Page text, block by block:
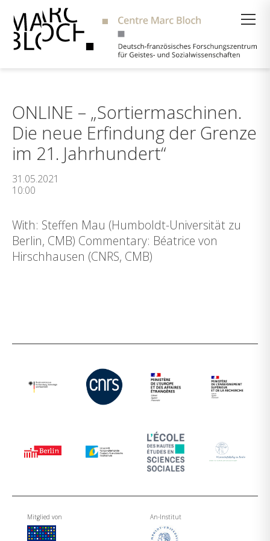
ONLINE – „Sortiermaschinen.
Die neue Erfindung der Grenze
im 21. Jahrhundert“
31.05.2021
10:00
With: Steffen Mau (Humboldt-Universität zu
Berlin, CMB) Commentary: Béatrice von
Hirschhausen (CNRS, CMB)
Mitglied von An-Institut